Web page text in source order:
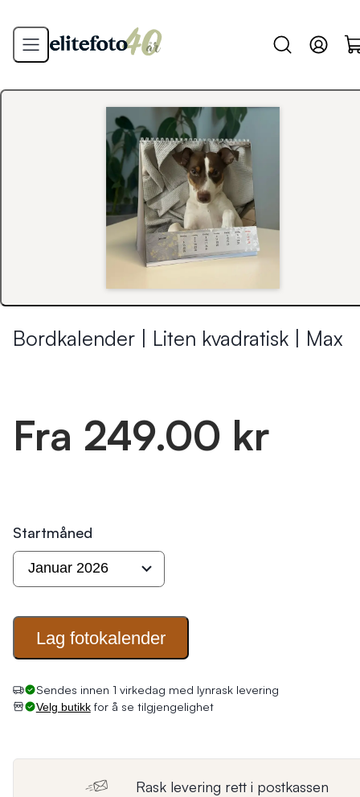
Bordkalender | Liten kvadratisk | Max
Fra 249.00 kr
Startmåned
Lag fotokalender
Sendes innen 1 virkedag med lynrask levering
Velg butikkfor å se tilgjengelighet
Rask levering rett i postkassen